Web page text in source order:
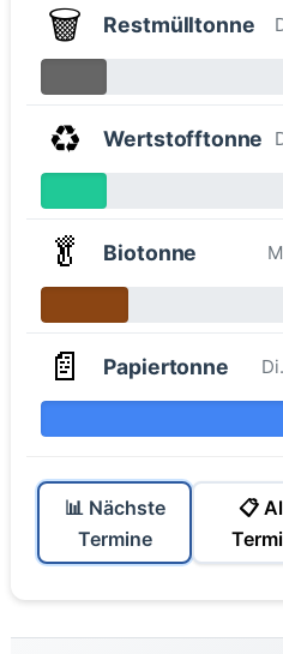
🗑️ Restmülltonne
♻️ Wertstofftonne
🥬 Biotonne
📄 Papiertonne
📊 Nächste
Termine
📋